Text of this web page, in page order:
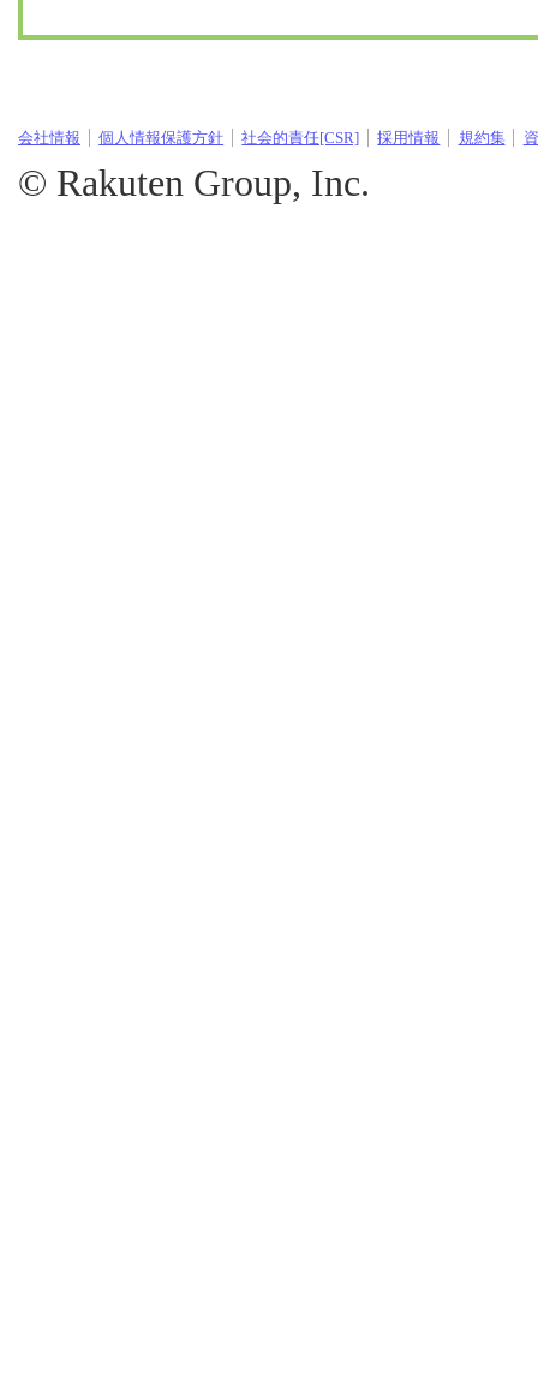
会社情報 個人情報保護方針 社会的責任[CSR] 採用情報 規約集
© Rakuten Group, Inc.